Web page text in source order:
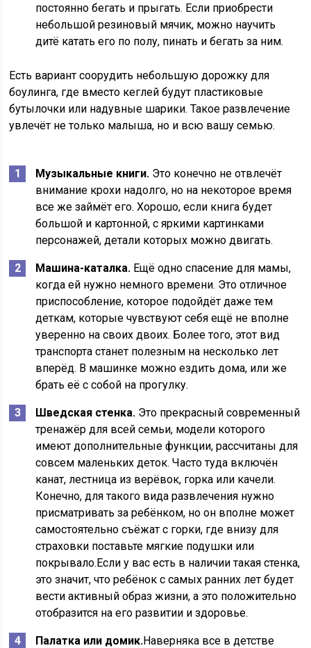
постоянно бегать и прыгать. Если приобрести
небольшой резиновый мячик, можно научить
дитё катать его по полу, пинать и бегать за ним.
Есть вариант соорудить небольшую дорожку для
боулинга, где вместо кеглей будут пластиковые
бутылочки или надувные шарики. Такое развлечение
увлечёт не только малыша, но и всю вашу семью.
Музыкальные книги. Это конечно не отвлечёт
внимание крохи надолго, но на некоторое время
все же займёт его. Хорошо, если книга будет
большой и картонной, с яркими картинками
персонажей, детали которых можно двигать.
Машина-каталка. Ещё одно спасение для мамы,
когда ей нужно немного времени. Это отличное
приспособление, которое подойдёт даже тем
деткам, которые чувствуют себя ещё не вполне
уверенно на своих двоих. Более того, этот вид
транспорта станет полезным на несколько лет
вперёд. В машинке можно ездить дома, или же
брать её с собой на прогулку.
Шведская стенка. Это прекрасный современный
тренажёр для всей семьи, модели которого
имеют дополнительные функции, рассчитаны для
совсем маленьких деток. Часто туда включён
канат, лестница из верёвок, горка или качели.
Конечно, для такого вида развлечения нужно
присматривать за ребёнком, но он вполне может
самостоятельно съёжат с горки, где внизу для
страховки поставьте мягкие подушки или
покрывало.Если у вас есть в наличии такая стенка,
это значит, что ребёнок с самых ранних лет будет
вести активный образ жизни, а это положительно
отобразится на его развитии и здоровье.
Палатка или домик.Наверняка все в детстве